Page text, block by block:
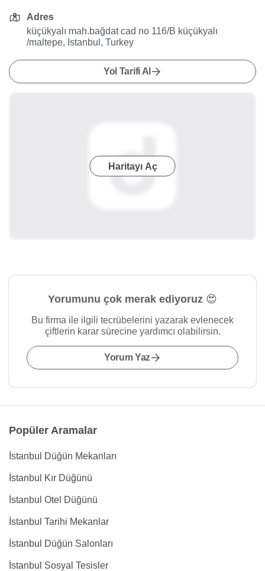
Adres
küçükyalı mah.bağdat cad no 116/B küçükyalı
/maltepe, Istanbul, Turkey
Yol Tarifi Al
Haritayı Aç
Yorumunu çok merak ediyoruz 😍
Bu firma ile ilgili tecrübelerini yazarak evlenecek
çiftlerin karar sürecine yardımcı olabilirsin.
Yorum Yaz
Popüler Aramalar
İstanbul Düğün Mekanları
İstanbul Kır Düğünü
İstanbul Otel Düğünü
İstanbul Tarihi Mekanlar
İstanbul Düğün Salonları
İstanbul Sosyal Tesisler